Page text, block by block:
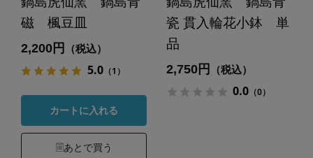
磁 楓豆皿
2,200円 （税込）
5.0（1）
カートに入れる
あとで買う
瓷 貫入輪花小鉢 単
品
2,750円 （税込）
0.0（0）